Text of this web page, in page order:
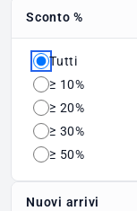
Sconto %
Tutti
≥ 10%
≥ 20%
≥ 30%
≥ 50%
Nuovi arrivi